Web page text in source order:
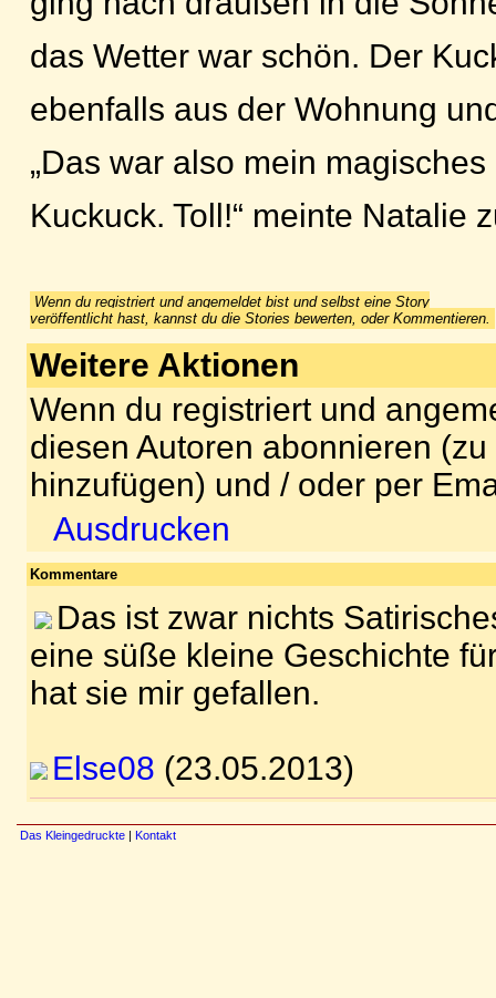
das Wetter war schön. Der
ebenfalls aus der Wohnung
„Das war also mein
Kuckuck. Toll!“ meinte Natalie
Wenn du registriert und angemeldet bist und selbst eine Story
veröffentlicht hast, kannst du die Stories bewerten, oder Kommentieren.
Weitere Aktionen
Wenn du registriert und
diesen Autoren abonnieren
hinzufügen) und / oder per
Ausdrucken
Kommentare
Das ist zwar nichts
eine süße kleine Geschichte
hat sie mir gefallen.
Else08 (23.05.2013)
Das Kleingedruckte | Kontakt